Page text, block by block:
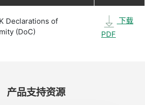
Declarations of
(DoC)
下载
PDF
产品​支持​资源